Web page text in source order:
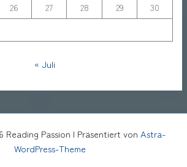
26 27 28 29
30
« Juli
Reading Passion | Präsentiert von Astra-
WordPress-Theme